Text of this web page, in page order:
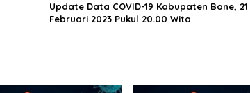
Update Data COVID-19 Kabupaten Bone, 21
Februari 2023 Pukul 20.00 Wita